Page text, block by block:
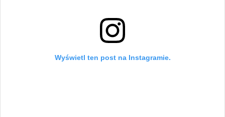
Wyświetl ten post na Instagramie.